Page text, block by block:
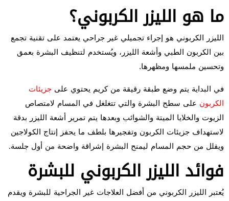
ما هو الليزر الكربوني؟
الليزر الكربوني هو إجراء تجميلي غير جراحي يعتمد على تقنية تجمع
بين الكربون الطبي وأشعة الليزر، ويُستخدم لتنظيف البشرة بعمق
وتحسين ملمسها ومظهرها.
في البداية يتم وضع طبقة رقيقة من كريم يحتوي على جزيئات
الكربون على سطح البشرة والتي تتغلغل في المسام لامتصاص
الزيوت والخلايا الميتة والشوائب وبعدها يتم تمرير أشعة الليزر بدقة
لاستهداف جزيئات الكربون وتفجيرها بلطف ما يحفز إنتاج الكولاجين
ويقلل من حجم المسام ليمنح البشرة إشراقة واضحة من أول جلسة.
فوائد الليزر الكربوني للبشرة
يُعتبر الليزر الكربوني من أفضل العلاجات غير الجراحية للبشرة ويقدم